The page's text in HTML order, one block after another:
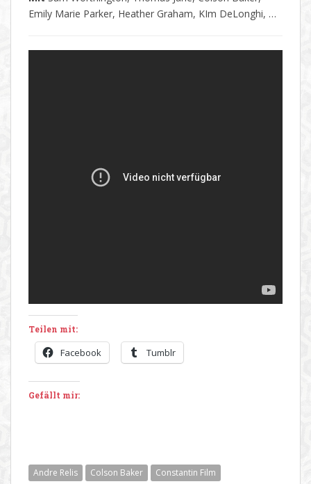
Emily Marie Parker, Heather Graham, KIm DeLonghi, …
Teilen mit:
Facebook Tumblr
Gefällt mir:
Andre Relis Colson Baker
Constantin Film